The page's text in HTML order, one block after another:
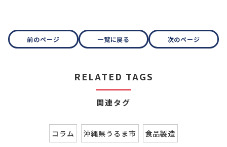
前のページ 一覧に戻る 次のページ
RELATED TAGS
関連タグ
コラム 沖縄県うるま市 食品製造